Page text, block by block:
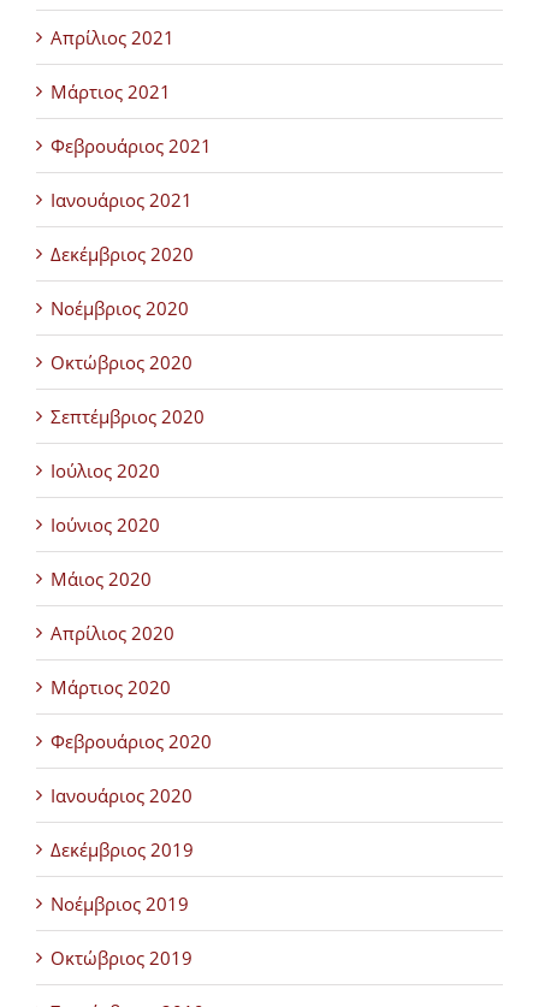
Απρίλιος 2021
Μάρτιος 2021
Φεβρουάριος 2021
Ιανουάριος 2021
Δεκέμβριος 2020
Νοέμβριος 2020
Οκτώβριος 2020
Σεπτέμβριος 2020
Ιούλιος 2020
Ιούνιος 2020
Μάιος 2020
Απρίλιος 2020
Μάρτιος 2020
Φεβρουάριος 2020
Ιανουάριος 2020
Δεκέμβριος 2019
Νοέμβριος 2019
Οκτώβριος 2019